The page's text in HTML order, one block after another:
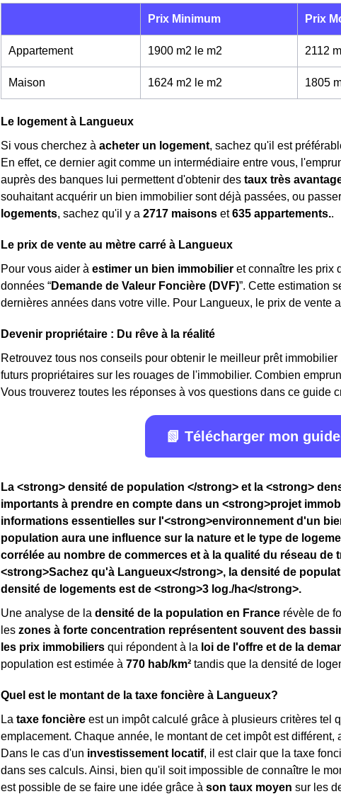
Prix Minimum Prix
Appartement 1900 m2 le m2 2112
Maison 1624 m2 le m2 1805
Le logement à Langueux
Si vous cherchez à acheter un logement, sachez qu'il est
En effet, ce dernier agit comme un intermédiaire entre vous,
auprès des banques lui permettent d'obtenir des taux très
souhaitant acquérir un bien immobilier sont déjà passées, ou
logements, sachez qu'il y a 2717 maisons et635 appartements..
Le prix de vente au mètre carré à Langueux
Pour vous aider à estimer un bien immobilier et connaître les prix
données “Demande de Valeur Foncière (DVF)”. Cette estimation
dernières années dans votre ville. Pour Langueux, le prix de vente
Devenir propriétaire : Du rêve à la réalité
Retrouvez tous nos conseils pour obtenir le meilleur prêt
futurs propriétaires sur les rouages de l'immobilier. Combien
Vous trouverez toutes les réponses à vos questions dans ce guide
📗 Télécharger mon
La <strong> densité de population </strong> et la <strong>
importants à prendre en compte dans un <strong>projet
informations essentielles sur l'<strong>environnement d'un
population aura une influence sur la nature et le type de
corrélée au nombre de commerces et à la qualité du réseau
<strong>Sachez qu'à Langueux</strong>, la densité de
densité de logements est de <strong>3 log./ha</strong>.
Une analyse de la densité de la population en France révèle de
les zones à forte concentration représentent souvent des
les prix immobiliers qui répondent à la loi de l'offre et de la
population est estimée à 770 hab/km² tandis que la densité de
Quel est le montant de la taxe foncière à Langueux?
La taxe foncière est un impôt calculé grâce à plusieurs critères tel
emplacement. Chaque année, le montant de cet impôt est
Dans le cas d'un investissement locatif, il est clair que la taxe
dans ses calculs. Ainsi, bien qu'il soit impossible de connaître le
est possible de se faire une idée grâce à son taux moyen sur les